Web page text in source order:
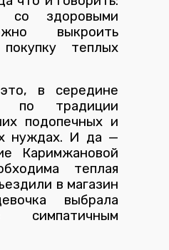
со здоровыми
выкроить
теплых
в середине
по традиции
подопечных и
нуждах. И да —
Каримжановой
теплая
в магазин
выбрала